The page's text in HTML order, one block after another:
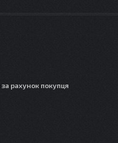
за рахунок покупця